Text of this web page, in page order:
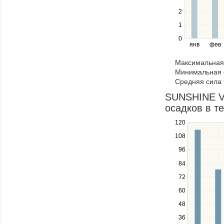
янв фев
0
1
2
the
and
right
navigate
through
items
in
a
series.
Минимальная
Средняя сила
SUNSHINE
осадков в
36
48
60
72
84
96
108
120
Use
the
and
down
to
navigate
series.
Use